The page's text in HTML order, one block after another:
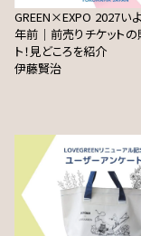
GREEN×EXPO 2027い
年前｜前売りチケット
ト！見どころを紹介
伊藤賢治